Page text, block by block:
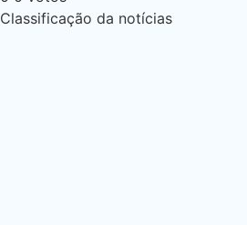
Classificação da notícias